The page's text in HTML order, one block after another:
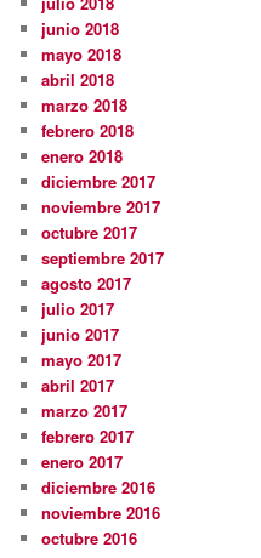
junio 2018
mayo 2018
abril 2018
marzo 2018
febrero 2018
enero 2018
diciembre 2017
noviembre 2017
octubre 2017
septiembre 2017
agosto 2017
julio 2017
junio 2017
mayo 2017
abril 2017
marzo 2017
febrero 2017
enero 2017
diciembre 2016
noviembre 2016
octubre 2016